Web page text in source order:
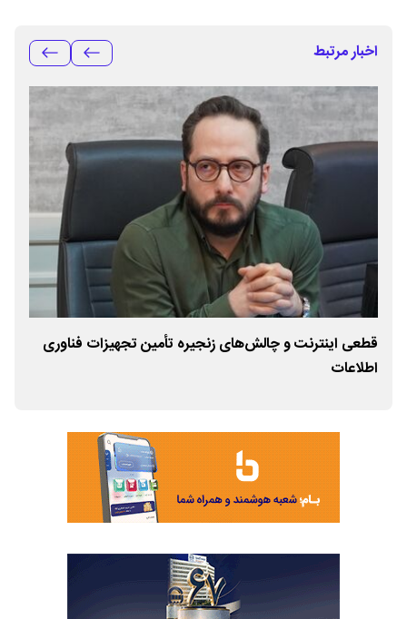
اخبار مرتبط
قطعی اینترنت و چالش‌های زنجیره تأمین تجهیزات فناوری
اطلاعات